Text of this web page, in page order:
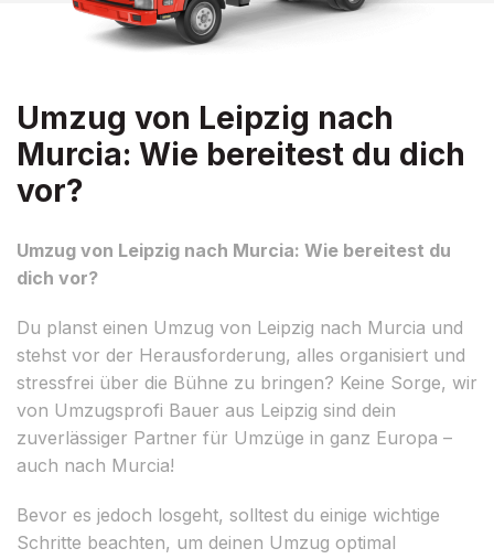
Umzug von Leipzig nach
Murcia: Wie bereitest du dich
vor?
Umzug von Leipzig nach Murcia: Wie bereitest du
dich vor?
Du planst einen Umzug von Leipzig nach Murcia und
stehst vor der Herausforderung, alles organisiert und
stressfrei über die Bühne zu bringen? Keine Sorge, wir
von Umzugsprofi Bauer aus Leipzig sind dein
zuverlässiger Partner für Umzüge in ganz Europa –
auch nach Murcia!
Bevor es jedoch losgeht, solltest du einige wichtige
Schritte beachten, um deinen Umzug optimal